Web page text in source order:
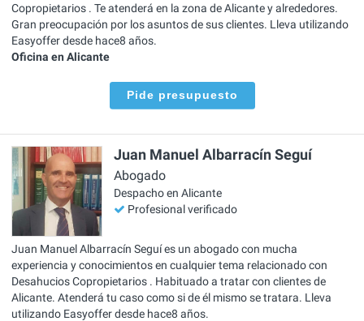
Copropietarios . Te atenderá en la zona de Alicante y alrededores.
Gran preocupación por los asuntos de sus clientes. Lleva utilizando
Easyoffer desde hace8 años.
Oficina en Alicante
Pide presupuesto
Juan Manuel Albarracín Seguí
Abogado
Despacho en Alicante
Profesional verificado
Juan Manuel Albarracín Seguí es un abogado con mucha
experiencia y conocimientos en cualquier tema relacionado con
Desahucios Copropietarios . Habituado a tratar con clientes de
Alicante. Atenderá tu caso como si de él mismo se tratara. Lleva
utilizando Easyoffer desde hace8 años.